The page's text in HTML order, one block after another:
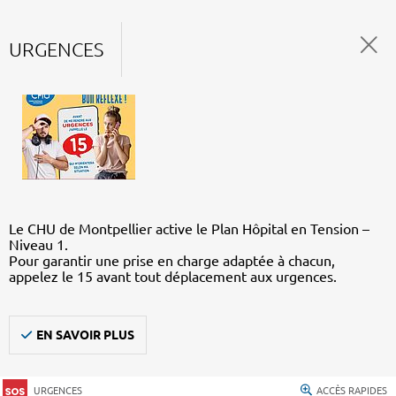
URGENCES
Le CHU de Montpellier active le Plan Hôpital en Tension –
Niveau 1.
Pour garantir une prise en charge adaptée à chacun,
appelez le 15 avant tout déplacement aux urgences.
EN SAVOIR PLUS
URGENCES ACCÈS RAPIDES